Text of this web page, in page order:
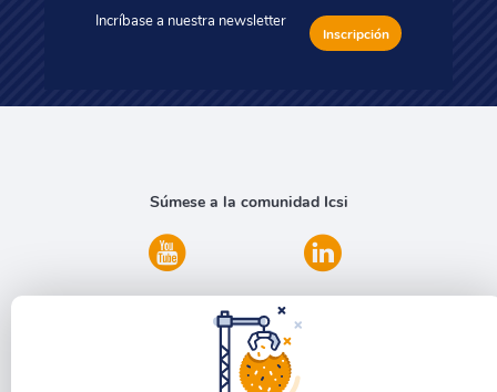
Incríbase a nuestra newsletter
Inscripción
Súmese a la comunidad Icsi
¿Desea informarse?
(+54 11)5263 2465